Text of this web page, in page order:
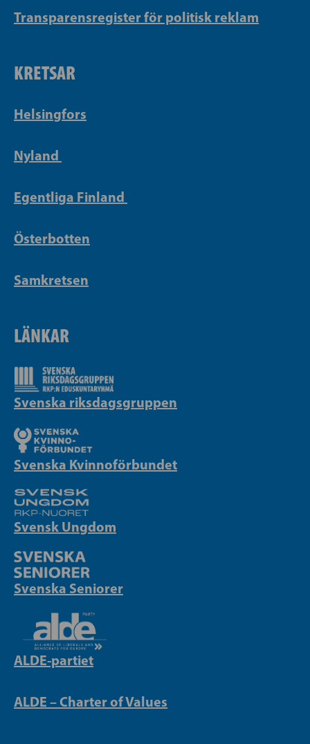
Transparensregister för politisk reklam
KRETSAR
Helsingfors
Nyland
Egentliga Finland
Österbotten
Samkretsen
LÄNKAR
Svenska riksdagsgruppen
Svenska Kvinnoförbundet
Svensk Ungdom
Svenska Seniorer
ALDE-partiet
ALDE – Charter of Values